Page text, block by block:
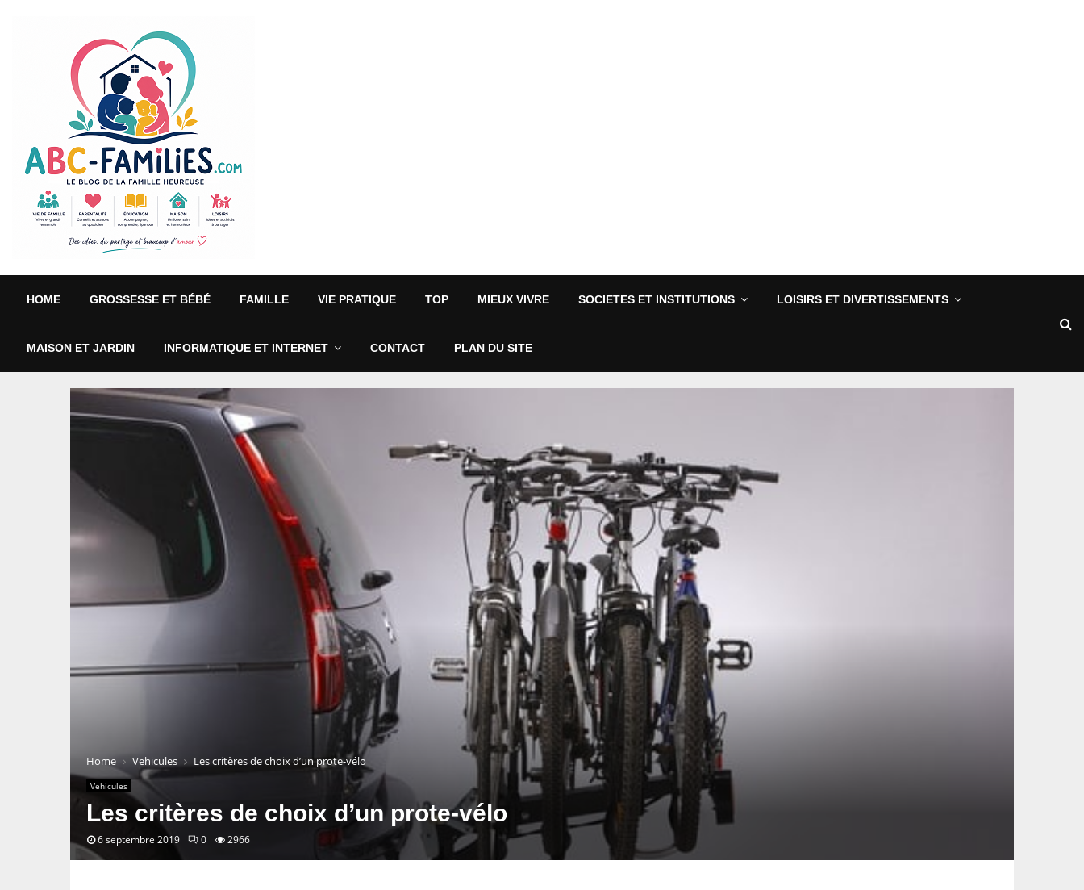
HOME GROSSESSE ET BÉBÉ FAMILLE VIE PRATIQUE TOP MIEUX VIVRE SOCIETES ET INSTITUTIONS LOISIRS ET DIVERTISSEMENTS
MAISON ET JARDIN INFORMATIQUE ET INTERNET CONTACT PLAN DU SITE
Home Vehicules Les critères de choix d’un prote-vélo
Vehicules
Les critères de choix d’un prote-vélo
6 septembre 2019 0 2966